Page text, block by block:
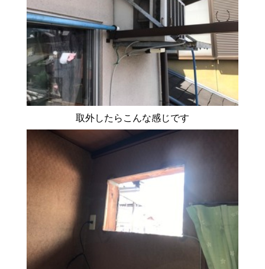
取外したらこんな感じです